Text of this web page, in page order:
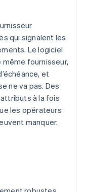
qui signalent les
Le logiciel
fournisseur,
et
ne va pas. Des
à la fois
les opérateurs
manquer.